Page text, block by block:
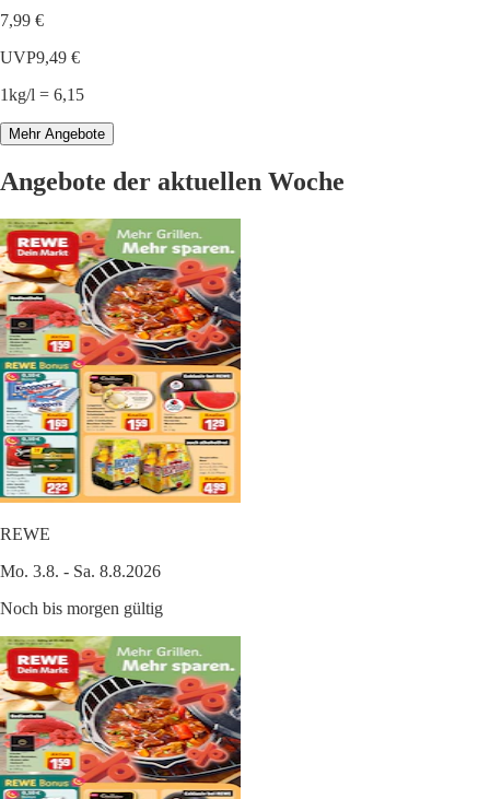
7,99 €
UVP9,49 €
1kg/l = 6,15
Mehr Angebote
Angebote der aktuellen Woche
REWE
Mo. 3.8. - Sa. 8.8.2026
Noch bis morgen gültig